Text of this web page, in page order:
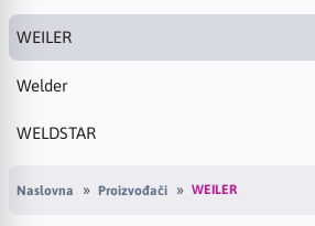
WEILER
Welder
WELDSTAR
Naslovna Proizvođači WEILER